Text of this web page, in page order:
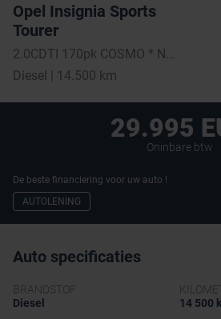
Opel Insignia Sports
Tourer
Diesel | 14.500 km
29.995
Oninbare btw
De beste financiering voor uw auto !
AUTOLENING
Auto specificaties
BRANDSTOF
Diesel
14 500